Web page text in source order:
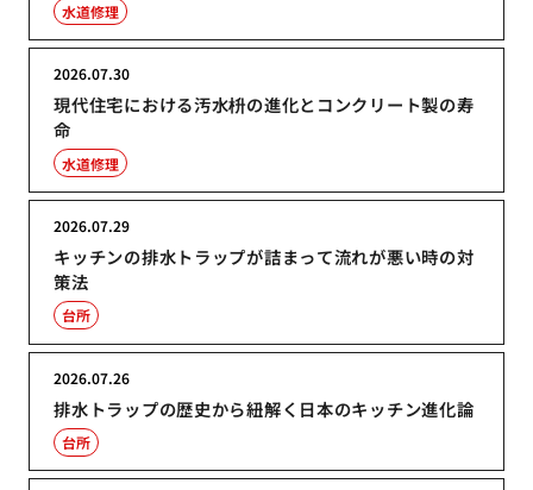
水道修理
現代住宅における汚水枡の進化とコンクリート製の寿
命
2026.07.30
水道修理
キッチンの排水トラップが詰まって流れが悪い時の対
策法
2026.07.29
台所
排水トラップの歴史から紐解く日本のキッチン進化論
2026.07.26
台所